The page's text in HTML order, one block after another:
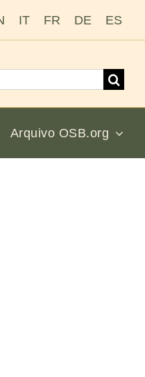
IT FR DE ES
Arquivo OSB.org